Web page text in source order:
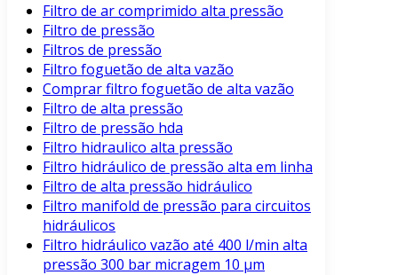
Filtro de ar comprimido alta pressão
Filtro de pressão
Filtros de pressão
Filtro foguetão de alta vazão
Comprar filtro foguetão de alta vazão
Filtro de alta pressão
Filtro de pressão hda
Filtro hidraulico alta pressão
Filtro hidráulico de pressão alta em linha
Filtro de alta pressão hidráulico
Filtro manifold de pressão para circuitos
hidráulicos
Filtro hidráulico vazão até 400 l/min alta
pressão 300 bar micragem 10 μm